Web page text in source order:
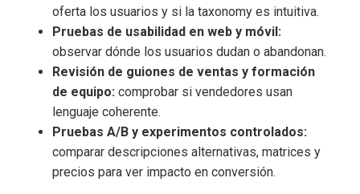
oferta los usuarios y si la taxonomy es intuitiva.
Pruebas de usabilidad en web y móvil:
observar dónde los usuarios dudan o abandonan.
Revisión de guiones de ventas y formación
de equipo: comprobar si vendedores usan
lenguaje coherente.
Pruebas A/B y experimentos controlados:
comparar descripciones alternativas, matrices y
precios para ver impacto en conversión.